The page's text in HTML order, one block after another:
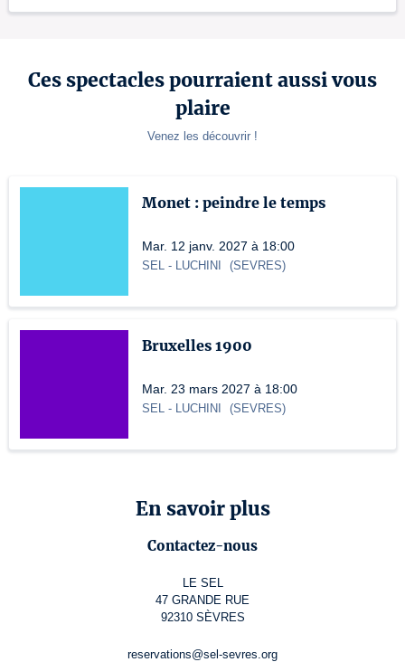
Ces spectacles pourraient aussi vous
plaire
Venez les découvrir !
Monet : peindre le temps
Mar. 12 janv. 2027 à 18:00
SEL - LUCHINI (SEVRES)
Bruxelles 1900
Mar. 23 mars 2027 à 18:00
SEL - LUCHINI (SEVRES)
En savoir plus
Contactez-nous
LE SEL
47 GRANDE RUE
92310 SÈVRES
reservations@sel-sevres.org